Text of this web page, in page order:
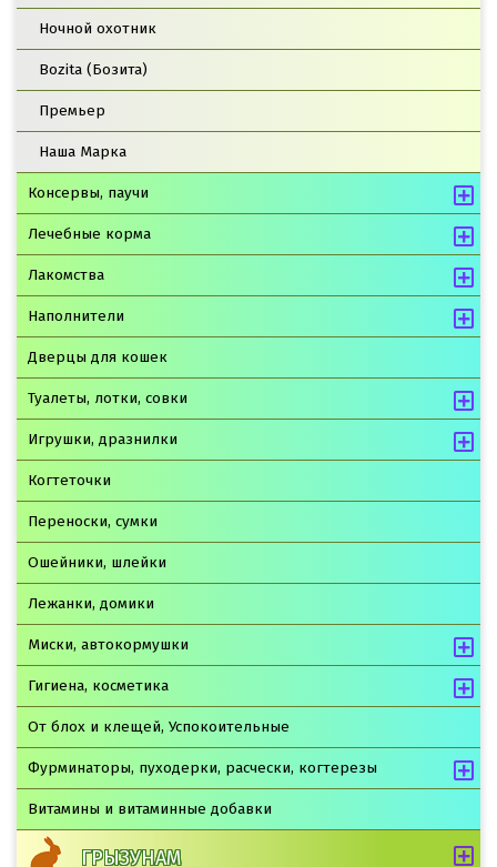
Ночной охотник
Bozita (Бозита)
Премьер
Наша Марка
Консервы, паучи
Лечебные корма
Лакомства
Наполнители
Дверцы для кошек
Туалеты, лотки, совки
Игрушки, дразнилки
Когтеточки
Переноски, сумки
Ошейники, шлейки
Лежанки, домики
Миски, автокормушки
Гигиена, косметика
От блох и клещей, Успокоительные
Фурминаторы, пуходерки, расчески, когтерезы
Витамины и витаминные добавки
ГРЫЗУНАМ